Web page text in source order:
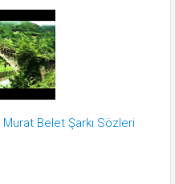
Murat Belet Şarkı Sözleri